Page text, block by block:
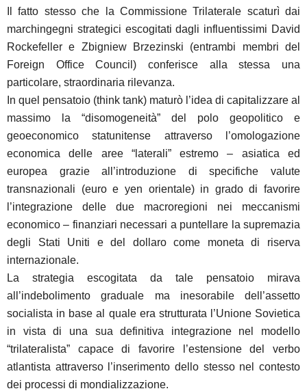
Il fatto stesso che la Commissione Trilaterale scaturì dai
marchingegni strategici escogitati dagli influentissimi David
Rockefeller e Zbigniew Brzezinski (entrambi membri del
Foreign Office Council) conferisce alla stessa una
particolare, straordinaria rilevanza.
In quel pensatoio (think tank) maturò l’idea di capitalizzare al
massimo la “disomogeneità” del polo geopolitico e
geoeconomico statunitense attraverso l’omologazione
economica delle aree “laterali” estremo – asiatica ed
europea grazie all’introduzione di specifiche valute
transnazionali (euro e yen orientale) in grado di favorire
l’integrazione delle due macroregioni nei meccanismi
economico – finanziari necessari a puntellare la supremazia
degli Stati Uniti e del dollaro come moneta di riserva
internazionale.
La strategia escogitata da tale pensatoio mirava
all’indebolimento graduale ma inesorabile dell’assetto
socialista in base al quale era strutturata l’Unione Sovietica
in vista di una sua definitiva integrazione nel modello
“trilateralista” capace di favorire l’estensione del verbo
atlantista attraverso l’inserimento dello stesso nel contesto
dei processi di mondializzazione.